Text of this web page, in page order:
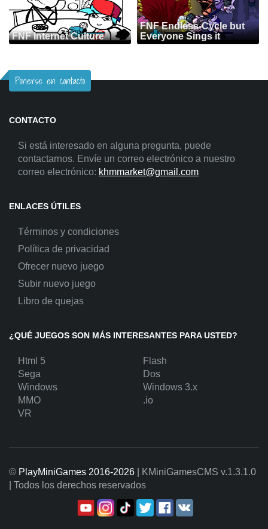
FNF Internet Culture
FNF Endless-Cycle but
Everyone Sings it
Ponerse en contacto
CONTACTO
Si está interesado en alguna pregunta, puede
contactarnos. Envíe un correo electrónico a nuestro
correo electrónico: khmmarket@gmail.com
ENLACES ÚTILES
Términos y condiciones
Política de privacidad
Ofrecer nuevo juego
Subir nuevo juego
Libro de quejas
¿QUÉ JUEGOS SON MÁS INTERESANTES PARA USTED?
Html 5
Flash
Sega
Dos
Windows
Windows 3.x
MMO
.io
VR
© PlayMiniGames 2016-2026 | KMiniGamesCMS v.1.3.1.0
| Todos los derechos reservados